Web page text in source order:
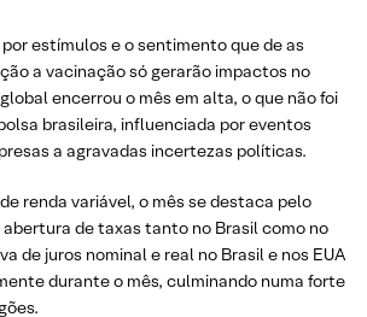
estímulos e o sentimento que de as
a vacinação só gerarão impactos no
encerrou o mês em alta, o que não foi
brasileira, influenciada por eventos
a agravadas incertezas políticas.
renda variável, o mês se destaca pelo
de taxas tanto no Brasil como no
de juros nominal e real no Brasil e nos EUA
durante o mês, culminando numa forte